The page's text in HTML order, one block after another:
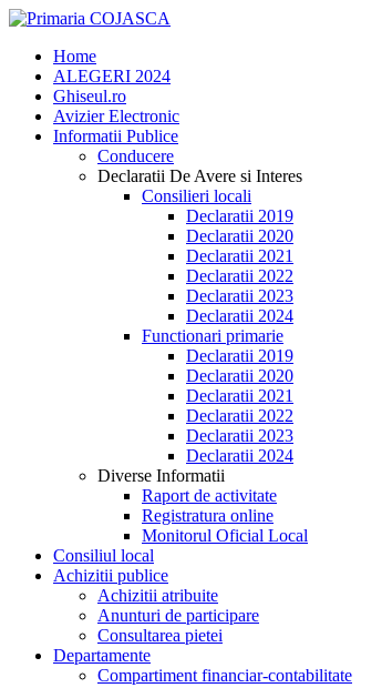
Home
ALEGERI 2024
Ghiseul.ro
Avizier Electronic
Informatii Publice
Conducere
Declaratii De Avere si Interes
Consilieri locali
Declaratii 2019
Declaratii 2020
Declaratii 2021
Declaratii 2022
Declaratii 2023
Declaratii 2024
Functionari primarie
Declaratii 2019
Declaratii 2020
Declaratii 2021
Declaratii 2022
Declaratii 2023
Declaratii 2024
Diverse Informatii
Raport de activitate
Registratura online
Monitorul Oficial Local
Consiliul local
Achizitii publice
Achizitii atribuite
Anunturi de participare
Consultarea pietei
Departamente
Compartiment financiar-contabilitate